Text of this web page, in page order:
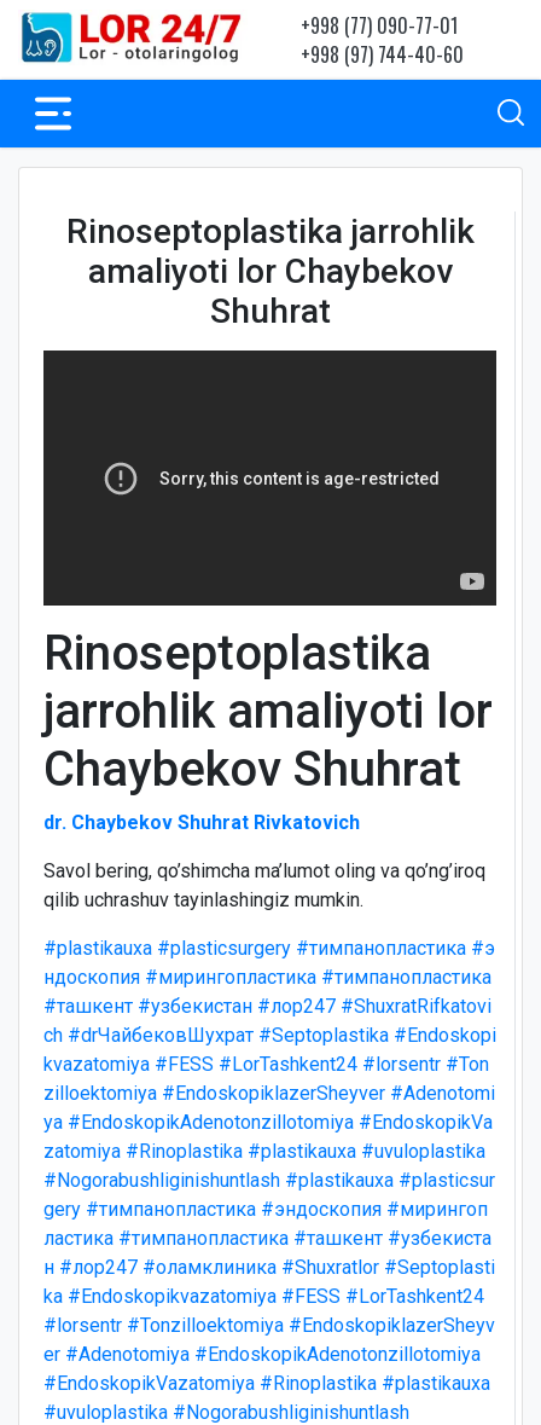
+998 (77) 090-77-01
+998 (97) 744-40-60
Rinoseptoplastika jarrohlik
amaliyoti lor Chaybekov
Shuhrat
Rinoseptoplastika
jarrohlik amaliyoti lor
Chaybekov Shuhrat
dr. Chaybekov Shuhrat Rivkatovich
Savol bering, qo’shimcha ma’lumot oling va qo’ng’iroq
qilib uchrashuv tayinlashingiz mumkin.
#plastikauxa #plasticsurgery #тимпанопластика #э
ндоскопия #мирингопластика #тимпанопластика
#ташкент #узбекистан #лор247 #ShuxratRifkatovi
ch #drЧайбековШухрат #Septoplastika #Endoskopi
kvazatomiya #FESS #LorTashkent24 #lorsentr #Ton
zilloektomiya #EndoskopiklazerSheyver #Adenotomi
ya #EndoskopikAdenotonzillotomiya #EndoskopikVa
zatomiya #Rinoplastika #plastikauxa #uvuloplastika
#Nogorabushliginishuntlash #plastikauxa #plasticsur
gery #тимпанопластика #эндоскопия #мирингоп
ластика #тимпанопластика #ташкент #узбекиста
н #лор247 #оламклиника #Shuxratlor #Septoplasti
ka #Endoskopikvazatomiya #FESS #LorTashkent24
#lorsentr #Tonzilloektomiya #EndoskopiklazerSheyv
er #Adenotomiya #EndoskopikAdenotonzillotomiya
#EndoskopikVazatomiya #Rinoplastika #plastikauxa
#uvuloplastika #Nogorabushliginishuntlash